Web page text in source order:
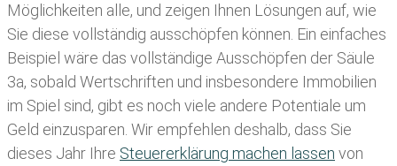
Möglichkeiten alle, und zeigen Ihnen Lösungen auf, wie
Sie diese vollständig ausschöpfen können. Ein einfaches
Beispiel wäre das vollständige Ausschöpfen der Säule
3a, sobald Wertschriften und insbesondere Immobilien
im Spiel sind, gibt es noch viele andere Potentiale um
Geld einzusparen. Wir empfehlen deshalb, dass Sie
dieses Jahr Ihre Steuererklärung machen lassen von